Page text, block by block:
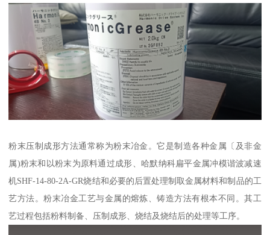
粉末压制成形方法通常称为粉末冶金。它是制造各种金属〔及非金
属)粉末和以粉末为原料通过成形、哈默纳科扁平金属冲模谐波减速
机SHF-14-80-2A-GR烧结和必要的后置处理制取金属材料和制品的工
艺方法。粉末冶金工艺与金属的熔炼、铸造方法有根本不同。其工
艺过程包括粉料制备、压制成形、烧结及烧结后的处理等工序。